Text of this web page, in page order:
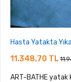
Hasta Yatakta
11.348,70 TL
ART-BATHE yatak